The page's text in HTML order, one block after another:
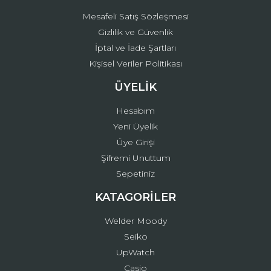
Mesafeli Satış Sözleşmesi
Gizlilik ve Güvenlik
İptal ve İade Şartları
Kişisel Veriler Politikası
ÜYELİK
Hesabım
Yeni Üyelik
Üye Girişi
Şifremi Unuttum
Sepetiniz
KATAGORİLER
Welder Moody
Seiko
UpWatch
Casio